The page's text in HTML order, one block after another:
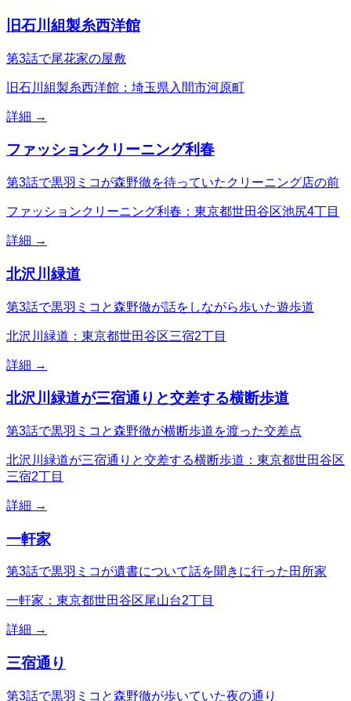
旧石川組製糸西洋館
第3話で尾花家の屋敷
旧石川組製糸西洋館：埼玉県入間市河原町
詳細 →
ファッションクリーニング利春
第3話で黒羽ミコが森野徹を待っていたクリーニング店の前
ファッションクリーニング利春：東京都世田谷区池尻4丁目
詳細 →
北沢川緑道
第3話で黒羽ミコと森野徹が話をしながら歩いた遊歩道
北沢川緑道：東京都世田谷区三宿2丁目
詳細 →
北沢川緑道が三宿通りと交差する横断歩道
第3話で黒羽ミコと森野徹が横断歩道を渡った交差点
北沢川緑道が三宿通りと交差する横断歩道：東京都世田谷区
三宿2丁目
詳細 →
一軒家
第3話で黒羽ミコが遺書について話を聞きに行った田所家
一軒家：東京都世田谷区尾山台2丁目
詳細 →
三宿通り
第3話で黒羽ミコと森野徹が歩いていた夜の通り